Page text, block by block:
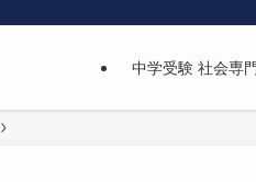
中学受験 社会専